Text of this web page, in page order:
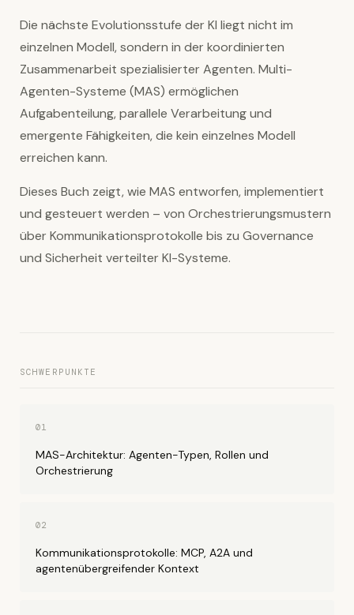
Die nächste Evolutionsstufe der KI liegt nicht im
einzelnen Modell, sondern in der koordinierten
Zusammenarbeit spezialisierter Agenten. Multi-
Agenten-Systeme (MAS) ermöglichen
Aufgabenteilung, parallele Verarbeitung und
emergente Fähigkeiten, die kein einzelnes Modell
erreichen kann.
Dieses Buch zeigt, wie MAS entworfen, implementiert
und gesteuert werden – von Orchestrierungsmustern
über Kommunikationsprotokolle bis zu Governance
und Sicherheit verteilter KI-Systeme.
SCHWERPUNKTE
01
MAS-Architektur: Agenten-Typen, Rollen und
Orchestrierung
02
Kommunikationsprotokolle: MCP, A2A und
agentenübergreifender Kontext